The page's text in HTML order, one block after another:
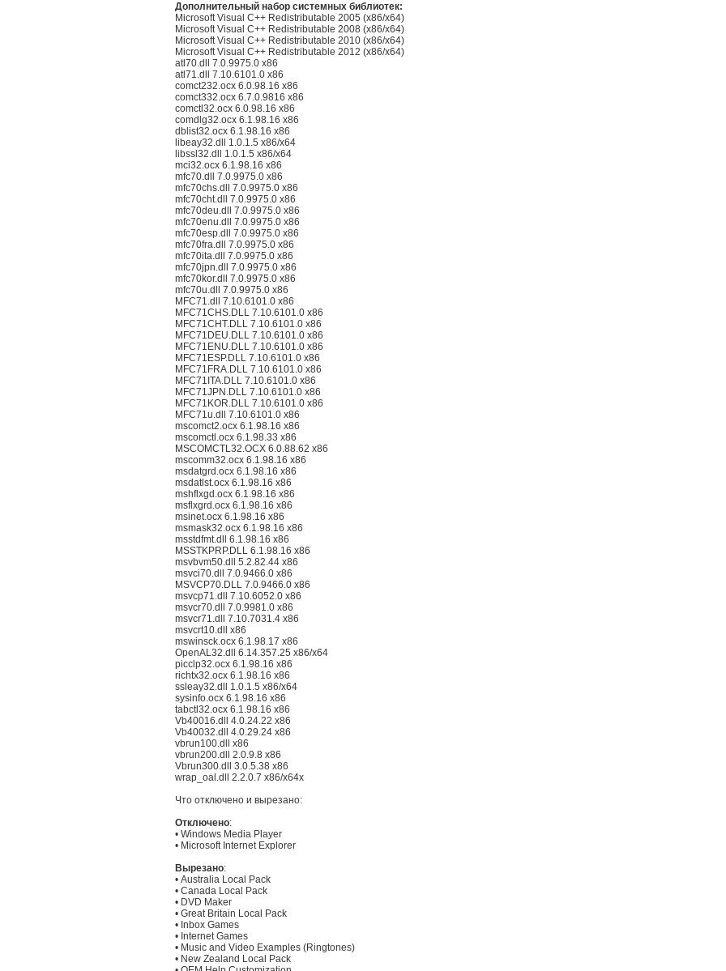
Дополнительный набор системных библиотек:
Microsoft Visual C++ Redistributable 2005 (x86/x64)
Microsoft Visual C++ Redistributable 2008 (x86/x64)
Microsoft Visual C++ Redistributable 2010 (x86/x64)
Microsoft Visual C++ Redistributable 2012 (x86/x64)
atl70.dll 7.0.9975.0 x86
atl71.dll 7.10.6101.0 x86
comct232.ocx 6.0.98.16 x86
comct332.ocx 6.7.0.9816 x86
comctl32.ocx 6.0.98.16 x86
comdlg32.ocx 6.1.98.16 x86
dblist32.ocx 6.1.98.16 x86
libeay32.dll 1.0.1.5 x86/x64
libssl32.dll 1.0.1.5 x86/x64
mci32.ocx 6.1.98.16 x86
mfc70.dll 7.0.9975.0 x86
mfc70chs.dll 7.0.9975.0 x86
mfc70cht.dll 7.0.9975.0 x86
mfc70deu.dll 7.0.9975.0 x86
mfc70enu.dll 7.0.9975.0 x86
mfc70esp.dll 7.0.9975.0 x86
mfc70fra.dll 7.0.9975.0 x86
mfc70ita.dll 7.0.9975.0 x86
mfc70jpn.dll 7.0.9975.0 x86
mfc70kor.dll 7.0.9975.0 x86
mfc70u.dll 7.0.9975.0 x86
MFC71.dll 7.10.6101.0 x86
MFC71CHS.DLL 7.10.6101.0 x86
MFC71CHT.DLL 7.10.6101.0 x86
MFC71DEU.DLL 7.10.6101.0 x86
MFC71ENU.DLL 7.10.6101.0 x86
MFC71ESP.DLL 7.10.6101.0 x86
MFC71FRA.DLL 7.10.6101.0 x86
MFC71ITA.DLL 7.10.6101.0 x86
MFC71JPN.DLL 7.10.6101.0 x86
MFC71KOR.DLL 7.10.6101.0 x86
MFC71u.dll 7.10.6101.0 x86
mscomct2.ocx 6.1.98.16 x86
mscomctl.ocx 6.1.98.33 x86
MSCOMCTL32.OCX 6.0.88.62 x86
mscomm32.ocx 6.1.98.16 x86
msdatgrd.ocx 6.1.98.16 x86
msdatlst.ocx 6.1.98.16 x86
mshflxgd.ocx 6.1.98.16 x86
msflxgrd.ocx 6.1.98.16 x86
msinet.ocx 6.1.98.16 x86
msmask32.ocx 6.1.98.16 x86
msstdfmt.dll 6.1.98.16 x86
MSSTKPRP.DLL 6.1.98.16 x86
msvbvm50.dll 5.2.82.44 x86
msvci70.dll 7.0.9466.0 x86
MSVCP70.DLL 7.0.9466.0 x86
msvcp71.dll 7.10.6052.0 x86
msvcr70.dll 7.0.9981.0 x86
msvcr71.dll 7.10.7031.4 x86
msvcrt10.dll x86
mswinsck.ocx 6.1.98.17 x86
OpenAL32.dll 6.14.357.25 x86/x64
picclp32.ocx 6.1.98.16 x86
richtx32.ocx 6.1.98.16 x86
ssleay32.dll 1.0.1.5 x86/x64
sysinfo.ocx 6.1.98.16 x86
tabctl32.ocx 6.1.98.16 x86
Vb40016.dll 4.0.24.22 x86
Vb40032.dll 4.0.29.24 x86
vbrun100.dll x86
vbrun200.dll 2.0.9.8 x86
Vbrun300.dll 3.0.5.38 x86
wrap_oal.dll 2.2.0.7 x86/x64х
Что отключено и вырезано:
Отключено:
• Windows Media Player
• Microsoft Internet Explorer
Вырезано:
• Australia Local Pack
• Canada Local Pack
• DVD Maker
• Great Britain Local Pack
• Inbox Games
• Internet Games
• Music and Video Examples (Ringtones)
• New Zealand Local Pack